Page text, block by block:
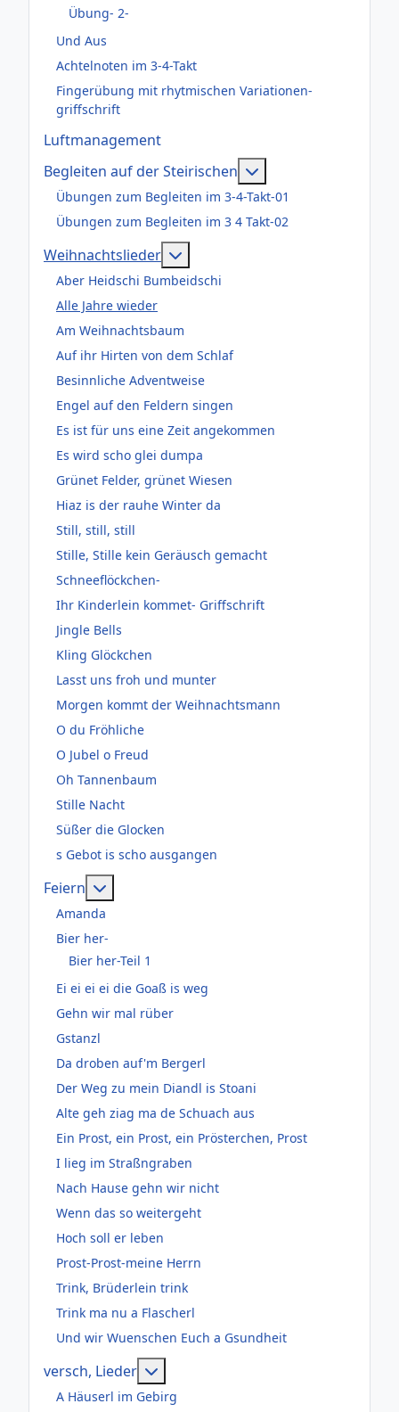
Übung- 2-
Und Aus
Achtelnoten im 3-4-Takt
Fingerübung mit rhytmischen Variationen-
griffschrift
Luftmanagement
Begleiten auf der Steirischen
Übungen zum Begleiten im 3-4-Takt-01
Übungen zum Begleiten im 3 4 Takt-02
Weihnachtslieder
Aber Heidschi Bumbeidschi
Alle Jahre wieder
Am Weihnachtsbaum
Auf ihr Hirten von dem Schlaf
Besinnliche Adventweise
Engel auf den Feldern singen
Es ist für uns eine Zeit angekommen
Es wird scho glei dumpa
Grünet Felder, grünet Wiesen
Hiaz is der rauhe Winter da
Still, still, still
Stille, Stille kein Geräusch gemacht
Schneeflöckchen-
Ihr Kinderlein kommet- Griffschrift
Jingle Bells
Kling Glöckchen
Lasst uns froh und munter
Morgen kommt der Weihnachtsmann
O du Fröhliche
O Jubel o Freud
Oh Tannenbaum
Stille Nacht
Süßer die Glocken
s Gebot is scho ausgangen
Feiern
Amanda
Bier her-
Bier her-Teil 1
Ei ei ei ei die Goaß is weg
Gehn wir mal rüber
Gstanzl
Da droben auf'm Bergerl
Der Weg zu mein Diandl is Stoani
Alte geh ziag ma de Schuach aus
Ein Prost, ein Prost, ein Prösterchen, Prost
I lieg im Straßngraben
Nach Hause gehn wir nicht
Wenn das so weitergeht
Hoch soll er leben
Prost-Prost-meine Herrn
Trink, Brüderlein trink
Trink ma nu a Flascherl
Und wir Wuenschen Euch a Gsundheit
versch, Lieder
A Häuserl im Gebirg